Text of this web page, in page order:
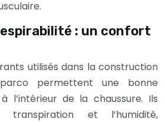
: un confort
utilisés dans la construction
permettent une bonne
l’intérieur de la chaussure. Ils
et l’humidité,